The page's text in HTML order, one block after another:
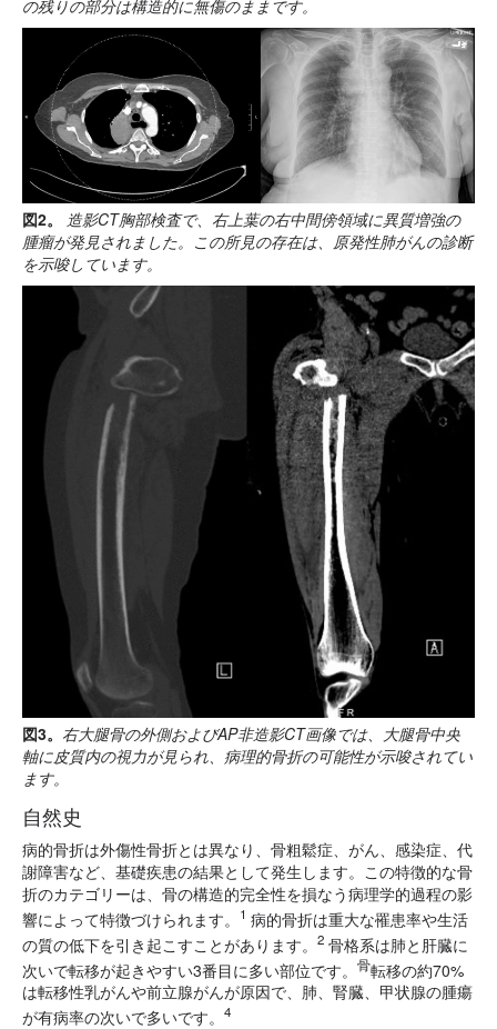
の残りの部分は構造的に無傷のままです。
図2。
造影CT胸部検査で、右上葉の右中間傍領域に異質増強の
腫瘤が発見されました。この所見の存在は、原発性肺がんの診断
を示唆しています。
図3。 右大腿骨の外側およびAP非造影CT画像では、大腿骨中央
軸に皮質内の視力が見られ、病理的骨折の可能性が示唆されてい
ます。
自然史
病的骨折は外傷性骨折とは異なり、骨粗鬆症、がん、感染症、代
謝障害など、基礎疾患の結果として発生します。この特徴的な骨
折のカテゴリーは、骨の構造的完全性を損なう病理学的過程の影
響によって特徴づけられます。 1 病的骨折は重大な罹患率や生活
の質の低下を引き起こすことがあります。
2 骨格系は肺と肝臓に
次いで転移が起きやすい3番目に多い部位です。
骨転移の約70%
は転移性乳がんや前立腺がんが原因で、肺、腎臓、甲状腺の腫瘍
が有病率の次いで多いです。
4